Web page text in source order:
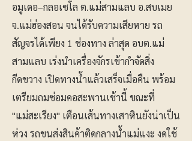
อมูเดอ–กลอเซโล ต.แม่สามแลบ อ.สบเมย
จ.แม่ฮ่องสอน จนได้รับความเสียหาย รถ
สัญจรได้เพียง 1 ช่องทาง ล่าสุด อบต.แม่
สามแลบ เร่งนำเครื่องจักรเข้ากำจัดสิ่ง
กีดขวาง เปิดทางน้ำแล้วเสร็จเมื่อคืน พร้อม
เตรียมถมซ่อมคอสะพานเช้านี้ ขณะที่
"แม่สะเรียง" เตือนเส้นทางเสาหินยังน่าเป็น
ห่วง รถขนส่งสินค้าติดกลางน้ำแม่แงะ งดใช้